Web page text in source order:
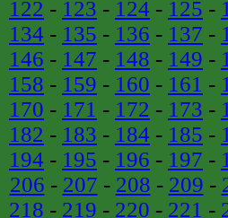
122 - 123 - 124 - 125 -
134 - 135 - 136 - 137 -
146 - 147 - 148 - 149 -
158 - 159 - 160 - 161 -
170 - 171 - 172 - 173 -
182 - 183 - 184 - 185 -
194 - 195 - 196 - 197 -
206 - 207 - 208 - 209 -
218 - 219 - 220 - 221 -